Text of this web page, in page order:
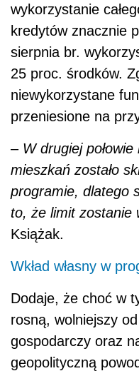
wykorzystanie
kredytów znacznie
sierpnia br.
25 proc. środków.
niewykorzystane
przeniesione na
‒ W drugiej
mieszkań zostało
programie, dlatego
to, że limit zostanie
Książak.
Wkład własny w
Dodaje, że choć w
rosną, wolniejszy
gospodarczy oraz
geopolityczną